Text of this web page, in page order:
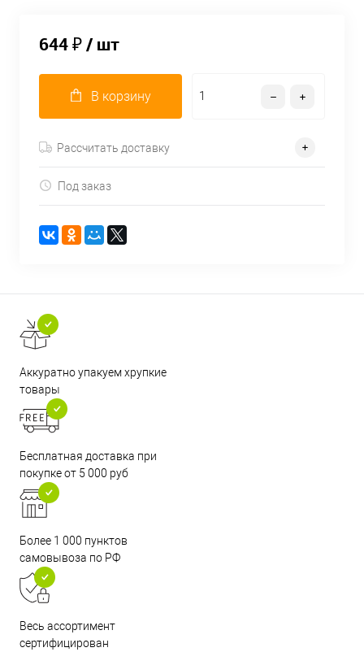
644 ₽/ шт
В корзину
Рассчитать доставку
Под заказ
Аккуратно упакуем хрупкие
товары
Бесплатная доставка при
покупке от 5 000 руб
Более 1 000 пунктов
самовывоза по РФ
Весь ассортимент
сертифицирован